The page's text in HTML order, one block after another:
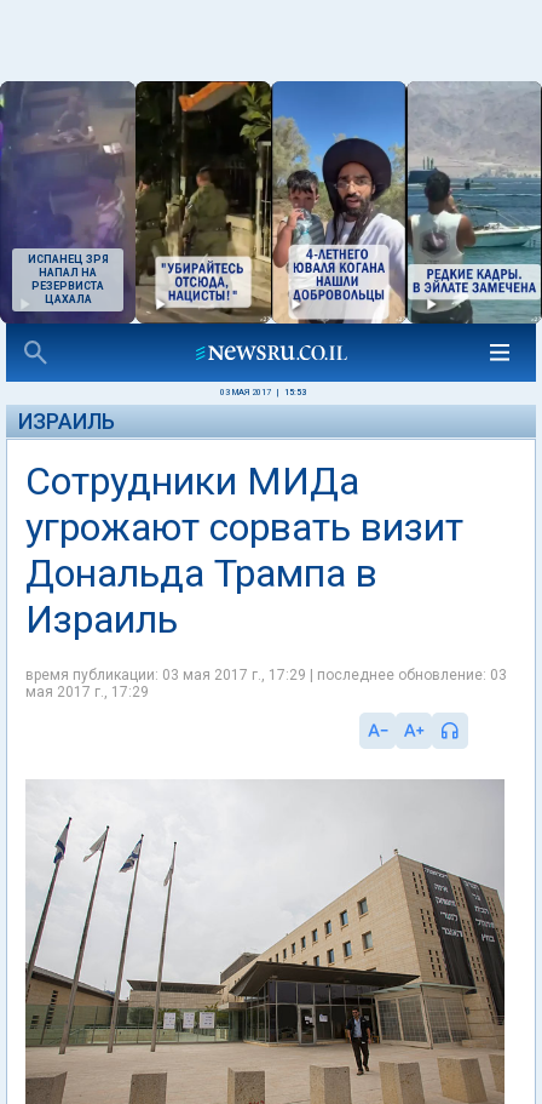
ИСПАНЕЦ ЗРЯ
НАПАЛ НА
РЕЗЕРВИСТА
ЦАХАЛА
03 МАЯ 2017 15:53
ИЗРАИЛЬ
Сотрудники МИДа
угрожают сорвать визит
Дональда Трампа в
Израиль
время публикации: 03 мая 2017 г., 17:29 | последнее обновление: 03
мая 2017 г., 17:29